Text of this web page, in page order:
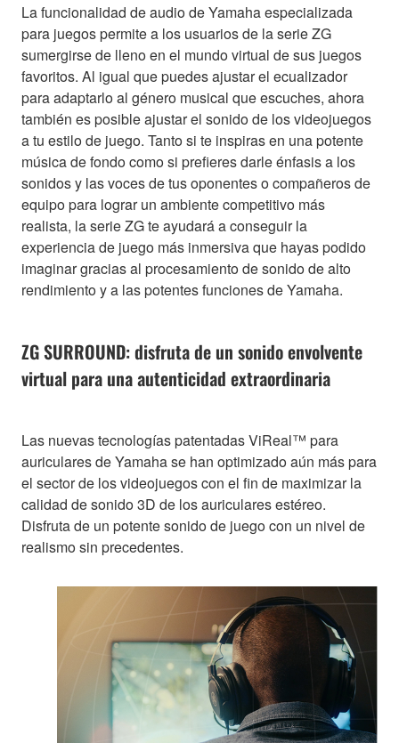
La funcionalidad de audio de Yamaha especializada
para juegos permite a los usuarios de la serie ZG
sumergirse de lleno en el mundo virtual de sus juegos
favoritos. Al igual que puedes ajustar el ecualizador
para adaptarlo al género musical que escuches, ahora
también es posible ajustar el sonido de los videojuegos
a tu estilo de juego. Tanto si te inspiras en una potente
música de fondo como si prefieres darle énfasis a los
sonidos y las voces de tus oponentes o compañeros de
equipo para lograr un ambiente competitivo más
realista, la serie ZG te ayudará a conseguir la
experiencia de juego más inmersiva que hayas podido
imaginar gracias al procesamiento de sonido de alto
rendimiento y a las potentes funciones de Yamaha.
ZG SURROUND: disfruta de un sonido envolvente
virtual para una autenticidad extraordinaria
Las nuevas tecnologías patentadas ViReal™ para
auriculares de Yamaha se han optimizado aún más para
el sector de los videojuegos con el fin de maximizar la
calidad de sonido 3D de los auriculares estéreo.
Disfruta de un potente sonido de juego con un nivel de
realismo sin precedentes.